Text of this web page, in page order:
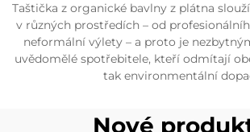
Taštička z organické bavlny z plátna
v různých prostředích – od
neformální výlety – a proto je
uvědomělé spotřebitele, kteří odmítají
tak environmentální
Nové